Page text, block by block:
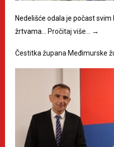
Nedelišće odala je počast
žrtvama… Pročitaj više… →
Čestitka župana Međimurske